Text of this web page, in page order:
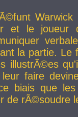
Warwick
et le joueur
la partie. Le
illustrÃ©es
leur faire
biais que
de rÃ©soudre